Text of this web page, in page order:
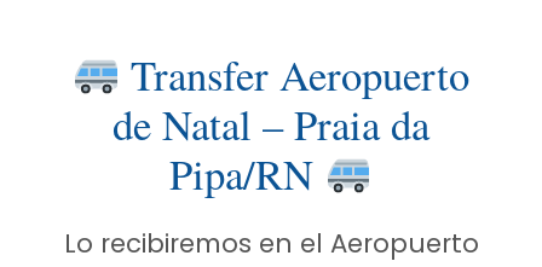
Transfer Aeropuerto
de Natal – Praia da
Pipa/RN
Lo recibiremos en el Aeropuerto